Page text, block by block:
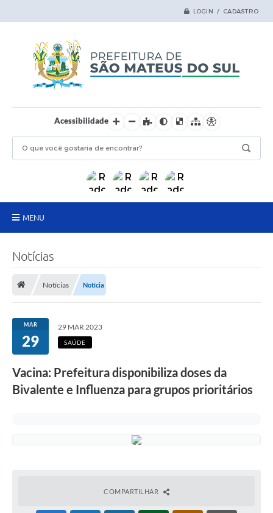
LOGIN / CADASTRO
Acessibilidade
MENU
Transparência
Secretarias
Ouvidoria
PSS Unificado 2025
Notícias
Notícias Notícia
MAR
29
29 MAR 2023
SAÚDE
Vacina: Prefeitura disponibiliza doses da
Bivalente e Influenza para grupos prioritários
COMPARTILHAR